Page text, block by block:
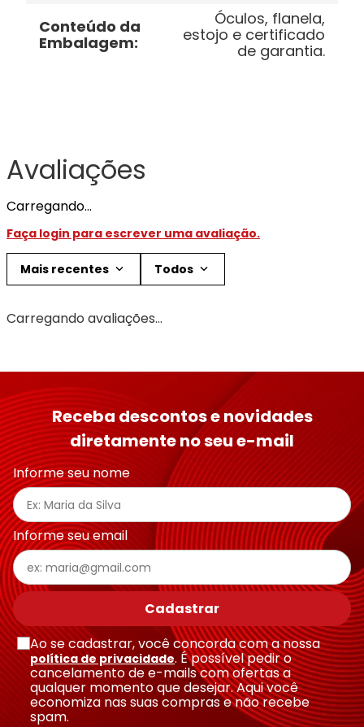
Conteúdo da
Embalagem:
Óculos, flanela,
estojo e certificado
de garantia.
Avaliações
Carregando…
Faça login para escrever uma avaliação.
Mais recentes Todos
Carregando avaliações…
Receba descontos e novidades
diretamente no seu e-mail
Informe seu nome
Informe seu email
Cadastrar
Ao se cadastrar, você concorda com a nossa
política de privacidade. É possível pedir o
cancelamento de e-mails com ofertas a
qualquer momento que desejar. Aqui você
economiza nas suas compras e não recebe
spam.